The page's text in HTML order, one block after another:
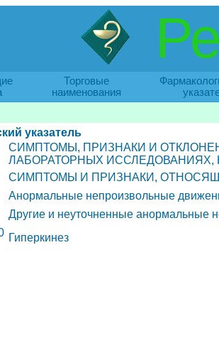
Торговые
наименования
указатель
СИМПТОМЫ, ПРИЗНАКИ И
ЛАБОРАТОРНЫХ ИССЛЕДОВАНИЯХ,
СИМПТОМЫ И ПРИЗНАКИ,
Анормальные непроизвольные
Другие и неуточненные анормальные
Гиперкинез